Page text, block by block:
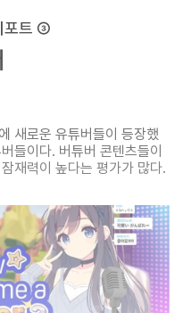
포트 ③
새로운 유튜버들이 등장했
들이다. 버튜버 콘텐츠들이
재력이 높다는 평가가 많다.